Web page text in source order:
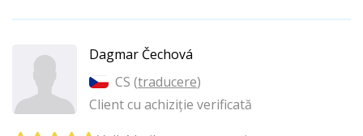
Dagmar Čechová
CS (traducere)
Client cu achiziție verificată